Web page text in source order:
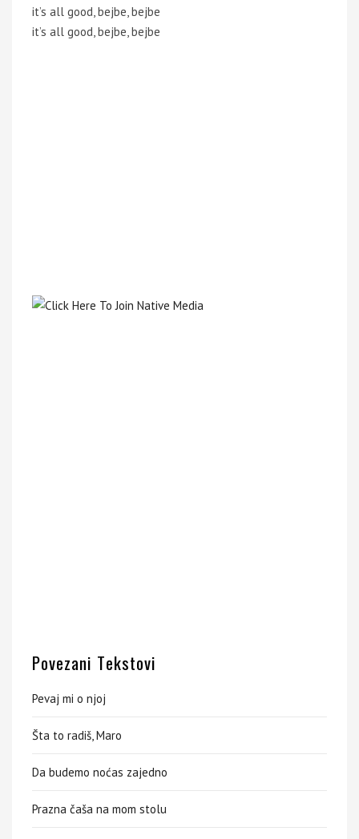
it’s all good, bejbe, bejbe
it’s all good, bejbe, bejbe
Povezani Tekstovi
Pevaj mi o njoj
Šta to radiš, Maro
Da budemo noćas zajedno
Prazna čaša na mom stolu